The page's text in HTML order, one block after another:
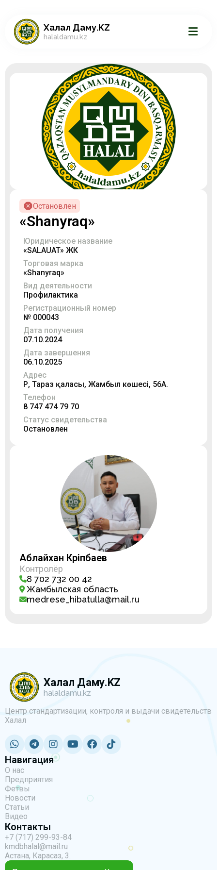
Халал Даму.KZ
halaldamu.kz
Остановлен
«Shanyraq»
Юридическое название
«SALAUAT» ЖК
Торговая марка
«Shanyraq»
Вид деятельности
Профилактика
Регистрационный номер
№ 000043
Дата получения
07.10.2024
Дата завершения
06.10.2025
Адрес
ҚР, Тараз қаласы, Жамбыл көшесі, 56А.
Телефон
8 747 474 79 70
Статус свидетельства
Остановлен
Аблайхан Кәріпбаев
Контролёр
8 702 732 00 42
Жамбылская область
medrese_hibatulla@mail.ru
Халал Даму.KZ
halaldamu.kz
Центр стандартизации, контроля и выдачи свидетельств
Халал
Навигация
О нас
Предприятия
Фетвы
Новости
Статьи
Видео
Контакты
+7 (717) 299-93-84
kmdbhalal@mail.ru
Астана, Карасаз, 3.